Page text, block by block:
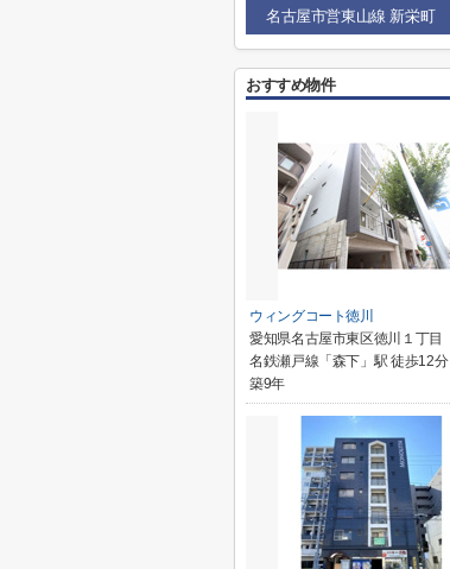
名古屋市営東山線 新栄町
おすすめ物件
ウィングコート徳川
愛知県名古屋市東区徳川１丁目
名鉄瀬戸線「森下」駅 徒歩12分
築9年